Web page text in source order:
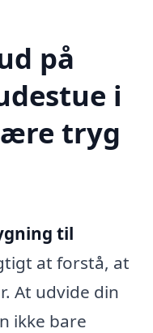
på
i
tryg
til
at forstå, at
At udvide din
ikke bare